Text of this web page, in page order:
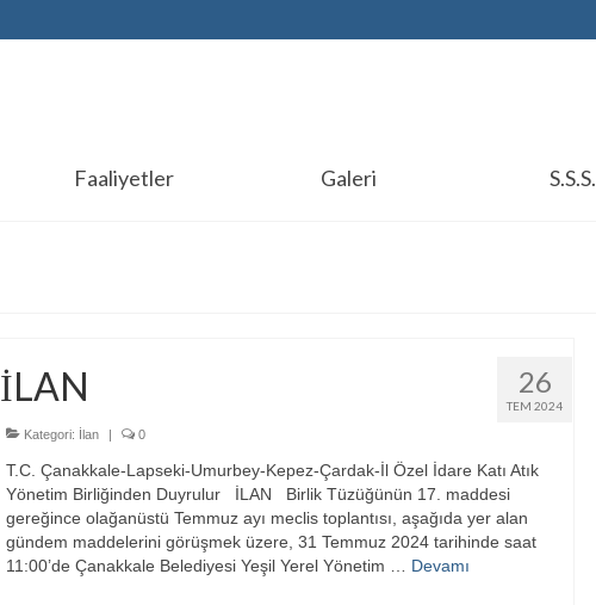
Faaliyetler Galeri S.S.S.
26
TEM 2024
İLAN
Kategori: İlan | 0
T.C. Çanakkale-Lapseki-Umurbey-Kepez-Çardak-İl Özel İdare Katı Atık
Yönetim Birliğinden Duyrulur İLAN Birlik Tüzüğünün 17. maddesi
gereğince olağanüstü Temmuz ayı meclis toplantısı, aşağıda yer alan
gündem maddelerini görüşmek üzere, 31 Temmuz 2024 tarihinde saat
11:00’de Çanakkale Belediyesi Yeşil Yerel Yönetim … Devamı